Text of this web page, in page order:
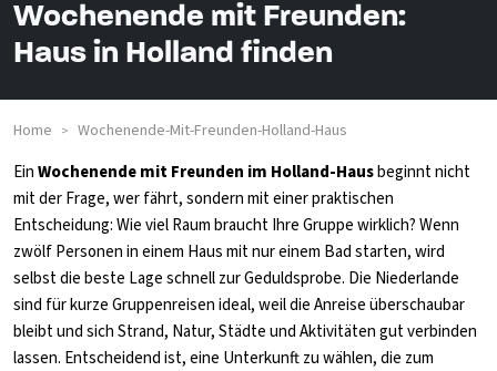
Wochenende mit Freunden:
Haus in Holland finden
Home > Wochenende-Mit-Freunden-Holland-Haus
EinWochenende mit Freunden im Holland-Hausbeginnt nicht
mit der Frage, wer fährt, sondern mit einer praktischen
Entscheidung: Wie viel Raum braucht Ihre Gruppe wirklich? Wenn
zwölf Personen in einem Haus mit nur einem Bad starten, wird
selbst die beste Lage schnell zur Geduldsprobe. Die Niederlande
sind für kurze Gruppenreisen ideal, weil die Anreise überschaubar
bleibt und sich Strand, Natur, Städte und Aktivitäten gut verbinden
lassen. Entscheidend ist, eine Unterkunft zu wählen, die zum